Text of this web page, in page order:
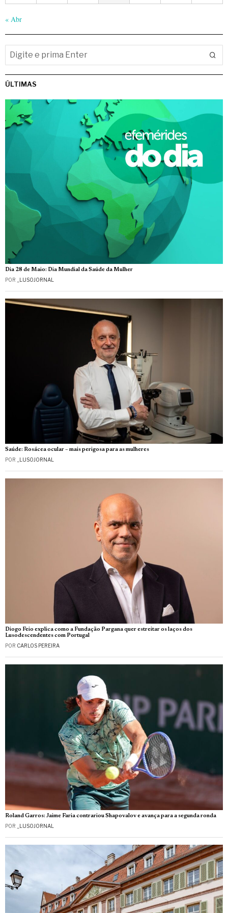
« Abr
ÚLTIMAS
Dia 28 de Maio: Dia Mundial da Saúde da Mulher
POR _LUSOJORNAL
Saúde: Rosácea ocular – mais perigosa para as mulheres
POR _LUSOJORNAL
Diogo Feio explica como a Fundação Pargana quer estreitar os laços dos
Lusodescendentes com Portugal
POR CARLOS PEREIRA
Roland Garros: Jaime Faria contrariou Shapovalov e avança para a segunda ronda
POR _LUSOJORNAL